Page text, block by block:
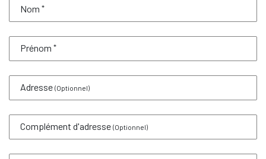
Nom*
Prénom*
Adresse(Optionnel)
Complément d'adresse(Optionnel)